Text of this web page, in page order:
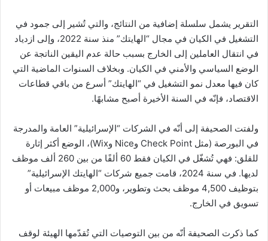
التقرير يشمل سلسلة إضافية من النتائج، والتي تُشير إلى جمود في
التشغيل في الكيان في مجال “الهايتك” منذ سنة 2022، وإلى ازدياد
في انتقال العاملين إلى الخارج بسبب حالة عدم اليقين الناتجة عن
الوضع السياسي والأمني في الكيان. وبخلاف السنوات الماضية التي
كان فيها معدل نمو التشغيل في “الهايتك” أسرع من باقي قطاعات
الاقتصاد، فإنّه في السنة الأخيرة أصبح مشابهًا.
ولفتت الصحيفة إلى أنّه في الشركات “الإسرائيلية” العامة والمدرجة
في البورصة (مثل Check Point وNice وWix)، الوضع أكثر إثارة
للقلق: فهي تُشغّل في الكيان فقط 60 ألفًا من بين 260 ألف موظف
لديها. في سنة 2024، قامت جميع شركات “الهايتك الإسرائيلية”
بتوظيف 4,500 موظف بحث وتطوير، و2,000 موظف مبيعات أو
تسويق في الخارج.
كما ذكرت الصحيفة أنّه من بين التوصيات التي تُقدّمها الهيئة لوقف